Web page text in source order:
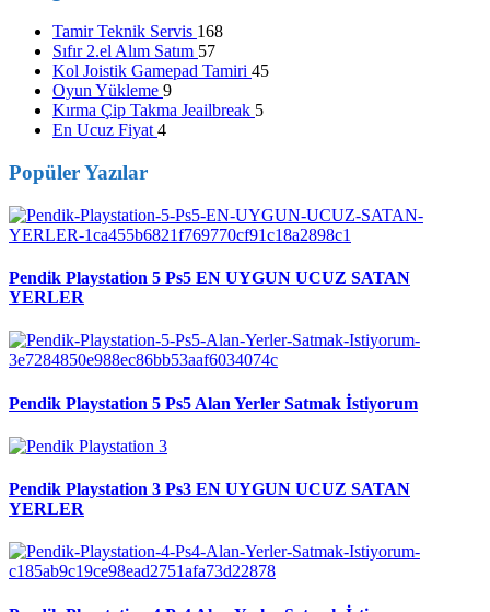
Tamir Teknik Servis 168
Sıfır 2.el Alım Satım 57
Kol Joistik Gamepad Tamiri 45
Oyun Yükleme 9
Kırma Çip Takma Jeailbreak 5
En Ucuz Fiyat4
Popüler Yazılar
Pendik Playstation 5 Ps5 EN UYGUN UCUZ SATAN
YERLER
Pendik Playstation 5 Ps5 Alan Yerler Satmak İstiyorum
Pendik Playstation 3 Ps3 EN UYGUN UCUZ SATAN
YERLER